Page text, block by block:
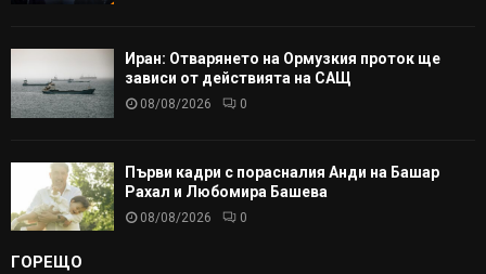
Иран: Отварянето на Ормузкия проток ще
зависи от действията на САЩ
08/08/2026 0
Първи кадри с порасналия Анди на Башар
Рахал и Любомира Башева
08/08/2026 0
ГОРЕЩО